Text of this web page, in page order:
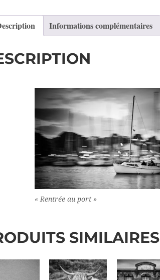
Informations complémentaires
« Rentrée au port »
SIMILAIRES